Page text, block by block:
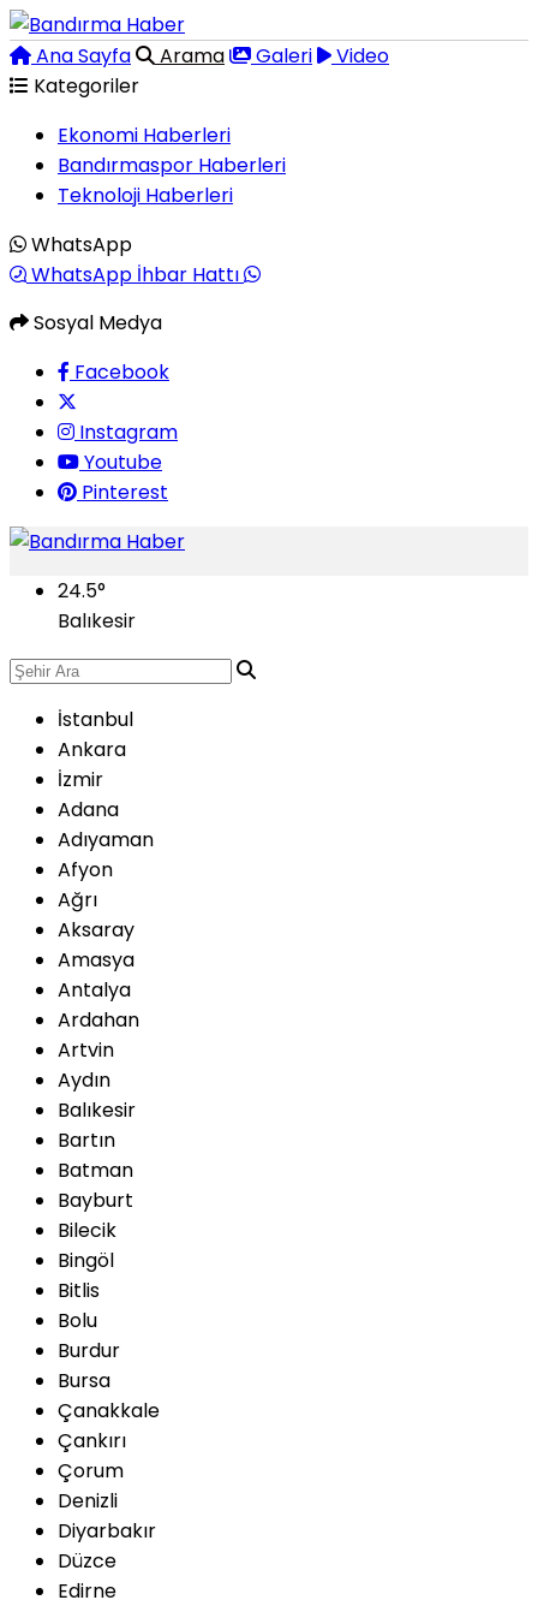
Ana Sayfa Arama Galeri
Video
Kategoriler
Ekonomi Haberleri
Bandırmaspor Haberleri
Teknoloji Haberleri
WhatsApp
WhatsApp İhbar Hattı
Sosyal Medya
Facebook
Instagram
Youtube
Pinterest
24.5°
Balıkesir
İstanbul
Ankara
İzmir
Adana
Adıyaman
Afyon
Ağrı
Aksaray
Amasya
Antalya
Ardahan
Artvin
Aydın
Balıkesir
Bartın
Batman
Bayburt
Bilecik
Bingöl
Bitlis
Bolu
Burdur
Bursa
Çanakkale
Çankırı
Çorum
Denizli
Diyarbakır
Düzce
Edirne